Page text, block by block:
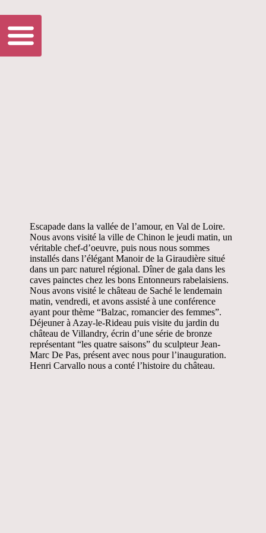
Escapade dans la vallée de l’amour, en Val de Loire.
Nous avons visité la ville de Chinon le jeudi matin, un
véritable chef-d’oeuvre, puis nous nous sommes
installés dans l’élégant Manoir de la Giraudière situé
dans un parc naturel régional. Dîner de gala dans les
caves painctes chez les bons Entonneurs rabelaisiens.
Nous avons visité le château de Saché le lendemain
matin, vendredi, et avons assisté à une conférence
ayant pour thème “Balzac, romancier des femmes”.
Déjeuner à Azay-le-Rideau puis visite du jardin du
château de Villandry, écrin d’une série de bronze
représentant “les quatre saisons” du sculpteur Jean-
Marc De Pas, présent avec nous pour l’inauguration.
Henri Carvallo nous a conté l’histoire du château.